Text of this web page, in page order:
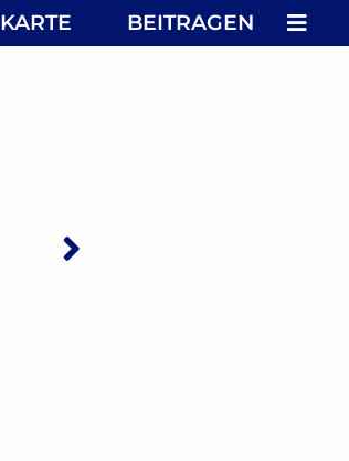
KARTE BEITRAGEN
Nächster: